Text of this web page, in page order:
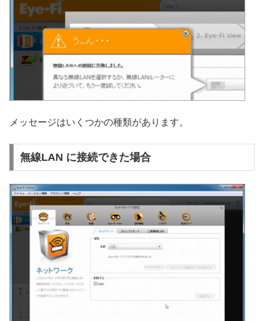
メッセージはいくつかの種類があります。
無線LAN に接続できた場合